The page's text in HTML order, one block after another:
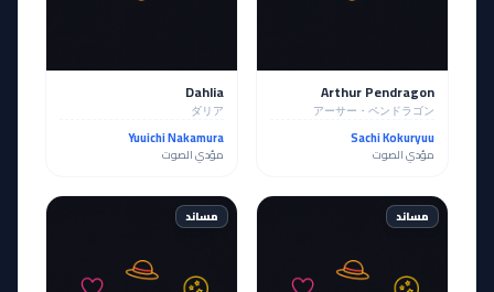
Arthur Pendragon
アーサー・ペンドラゴン
Sachi Kokuryuu
مؤدي الصوت
Dahlia
ダリア
Yuuichi Nakamura
مؤدي الصوت
مساند مساند